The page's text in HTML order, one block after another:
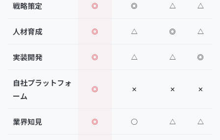
戦略策定 ◎ ◎ △ △
人材育成 ◎ △ ◎ △
実装開発 ◎ △ △ ◎
自社プラットフォ
ーム
◎ ✕ ✕ ✕
業界知見 ◎ ◯ △ △